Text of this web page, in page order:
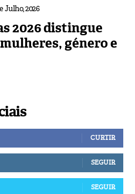
Julho, 2026
2026 distingue
género e
CURTIR
SEGUIR
SEGUIR